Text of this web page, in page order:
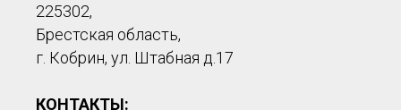
225302,
Брестская область,
г. Кобрин, ул. Штабная д.17
КОНТАКТЫ: